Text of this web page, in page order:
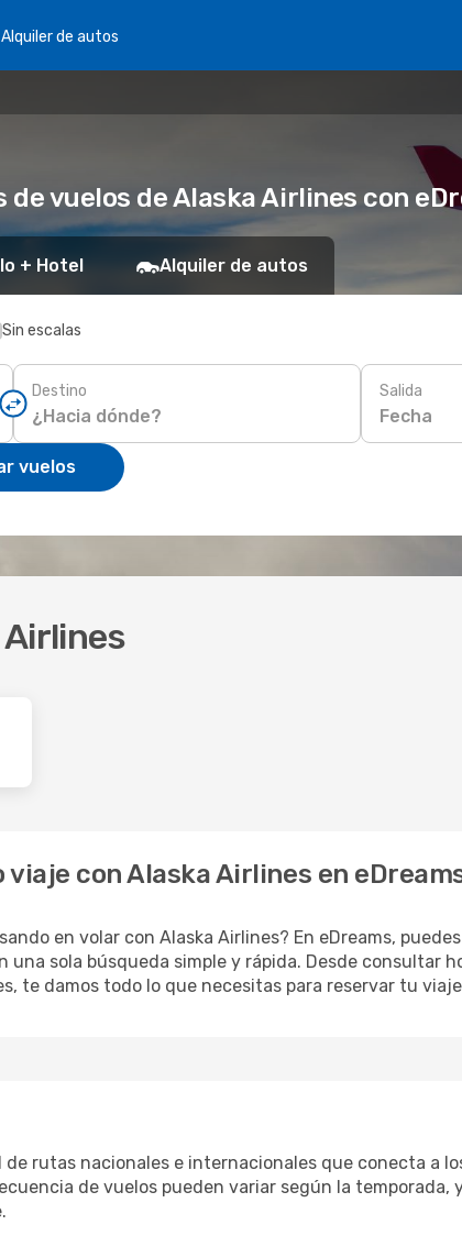
Alquiler de autos
vuelos de Alaska Airlines con
+ Hotel Alquiler de autos
Sin escalas
Destino Salida
Fecha
vuelos
con Alaska Airlines en
en volar con Alaska Airlines? En eDreams,
una sola búsqueda simple y rápida. Desde
te damos todo lo que necesitas para reservar tu
de rutas nacionales e internacionales que conecta a
de vuelos pueden variar según la